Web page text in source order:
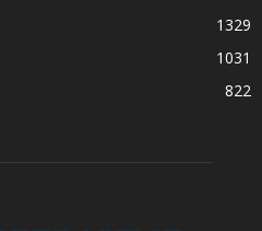
1329
1031
822